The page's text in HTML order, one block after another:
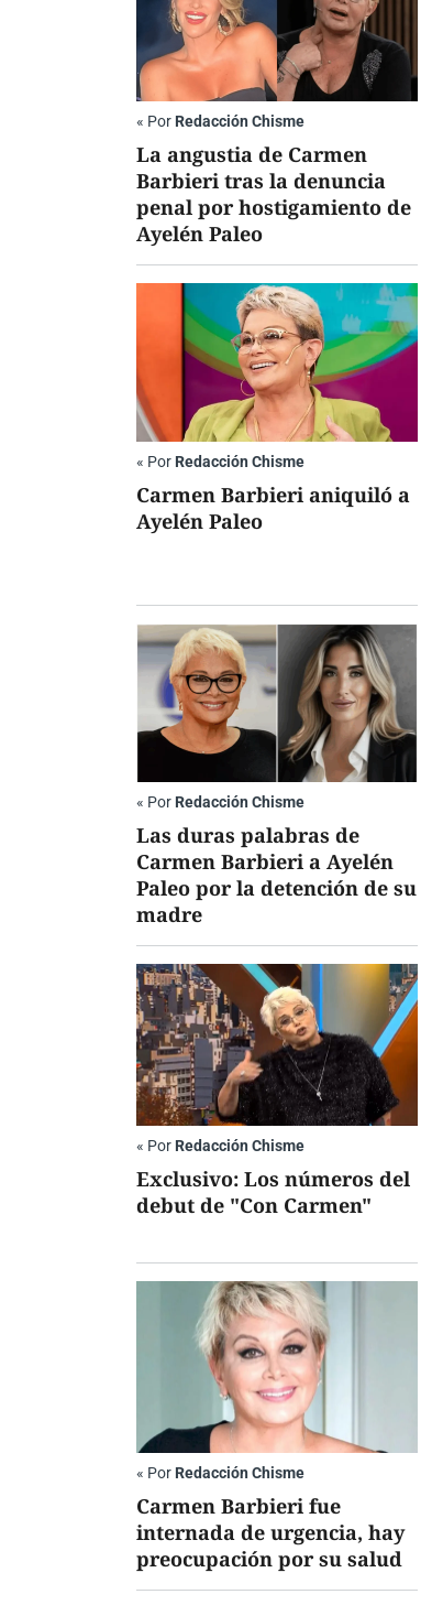
« Por Redacción Chisme
La angustia de Carmen
Barbieri tras la denuncia
penal por hostigamiento de
Ayelén Paleo
« Por Redacción Chisme
Carmen Barbieri aniquiló a
Ayelén Paleo
« Por Redacción Chisme
Las duras palabras de
Carmen Barbieri a Ayelén
Paleo por la detención de su
madre
« Por Redacción Chisme
Exclusivo: Los números del
debut de "Con Carmen"
« Por Redacción Chisme
Carmen Barbieri fue
internada de urgencia, hay
preocupación por su salud